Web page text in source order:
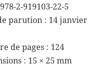
en
fou
2-919103-22-5
parution : 14 janvier
de pages : 124
: 15 × 25 mm